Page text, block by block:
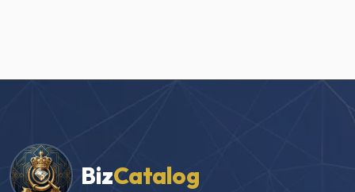
BizCatalog